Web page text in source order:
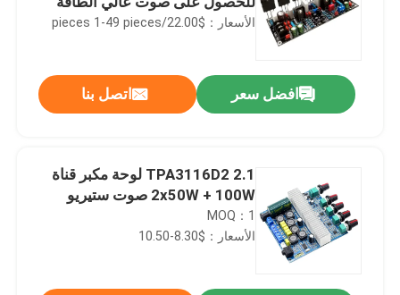
الأسعار：$22.00/pieces 1-49 pieces
افضل سعر اتصل بنا
TPA3116D2 2.1 لوحة مكبر قناة
2x50W + 100W صوت ستيريو
MOQ：1
الأسعار：$8.30-10.50